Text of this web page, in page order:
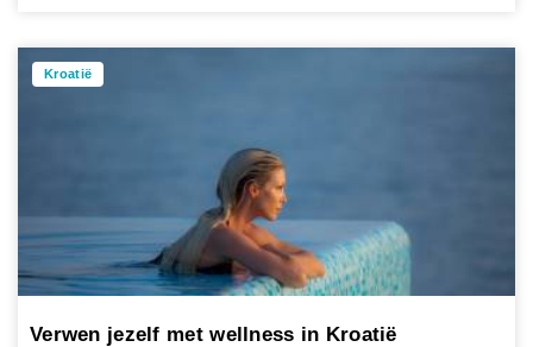
Kroatië
Verwen jezelf met wellness in Kroatië